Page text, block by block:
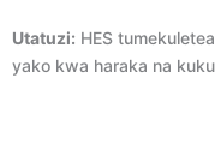
Utatuzi: HES
yako kwa haraka na